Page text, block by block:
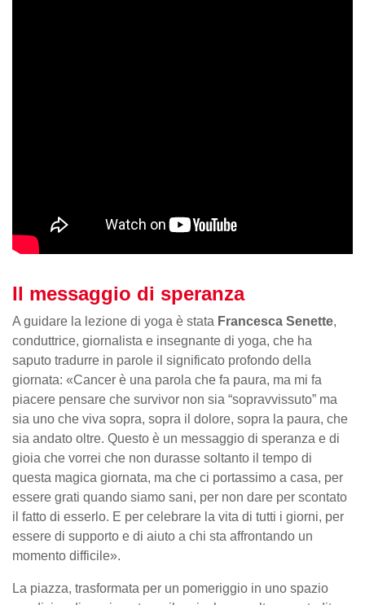
Il messaggio di speranza
A guidare la lezione di yoga è stata Francesca Senette,
conduttrice, giornalista e insegnante di yoga, che ha
saputo tradurre in parole il significato profondo della
giornata: «Cancer è una parola che fa paura, ma mi fa
piacere pensare che survivor non sia “sopravvissuto” ma
sia uno che viva sopra, sopra il dolore, sopra la paura, che
sia andato oltre. Questo è un messaggio di speranza e di
gioia che vorrei che non durasse soltanto il tempo di
questa magica giornata, ma che ci portassimo a casa, per
essere grati quando siamo sani, per non dare per scontato
il fatto di esserlo. E per celebrare la vita di tutti i giorni, per
essere di supporto e di aiuto a chi sta affrontando un
momento difficile».
La piazza, trasformata per un pomeriggio in uno spazio